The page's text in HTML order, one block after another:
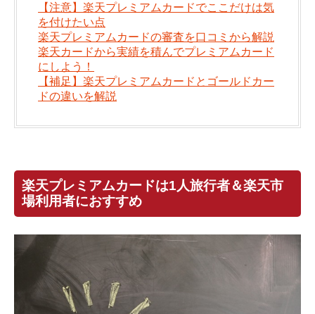
【注意】楽天プレミアムカードでここだけは気
を付けたい点
楽天プレミアムカードの審査を口コミから解説
楽天カードから実績を積んでプレミアムカード
にしよう！
【補足】楽天プレミアムカードとゴールドカー
ドの違いを解説
楽天プレミアムカードは1人旅行者＆楽天市
場利用者におすすめ